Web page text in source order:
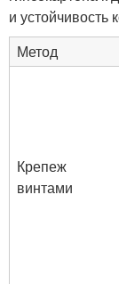
и устойчивость
Метод
Крепеж
винтами